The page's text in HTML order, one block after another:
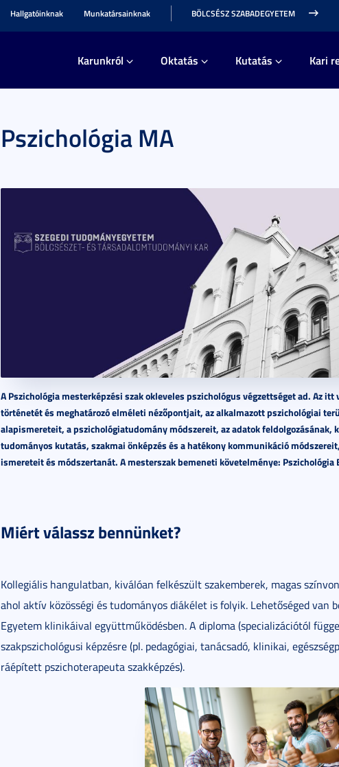
Hallgatóinknak Munkatársainknak BÖLCSÉSZ SZABADEGYETEM
Karunkról Oktatás Kutatás Kari
Pszichológia MA
A Pszichológia mesterképzési szak okleveles pszichológus végzettséget ad. Az
történetét és meghatározó elméleti nézőpontjait, az alkalmazott pszichológiai
alapismereteit, a pszichológiatudomány módszereit, az adatok feldolgozásának,
tudományos kutatás, szakmai önképzés és a hatékony kommunikáció
ismereteit és módszertanát. A mesterszak bemeneti követelménye: Pszichológia
Miért válassz bennünket?
Kollegiális hangulatban, kiválóan felkészült szakemberek, magas
ahol aktív közösségi és tudományos diákélet is folyik. Lehetőséged van
Egyetem klinikáival együttműködésben. A diploma (specializációtól
szakpszichológusi képzésre (pl. pedagógiai, tanácsadó, klinikai,
ráépített pszichoterapeuta szakképzés).